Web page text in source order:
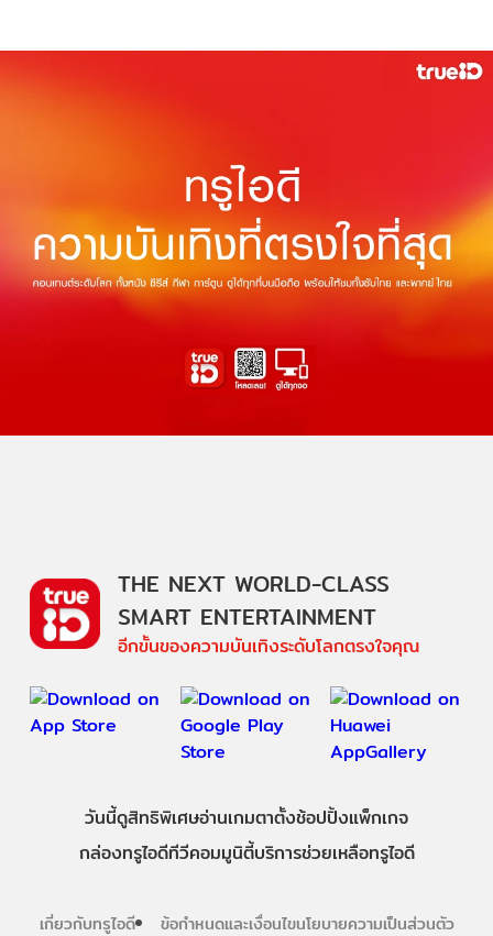
THE NEXT WORLD-CLASS
SMART ENTERTAINMENT
อีกขั้นของความบันเทิงระดับโลกตรงใจคุณ
วันนี้ดูสิทธิพิเศษอ่านเกมตาตั้งช้อปปิ้งแพ็กเกจ
กล่องทรูไอดีทีวีคอมมูนิตี้บริการช่วยเหลือทรูไอดี
เกี่ยวกับทรูไอดี ข้อกำหนดและเงื่อนไขนโยบายความเป็นส่วนตัว